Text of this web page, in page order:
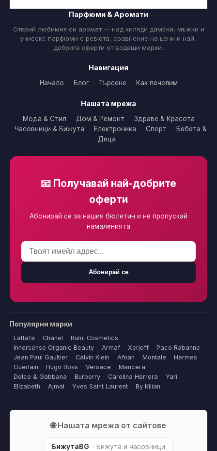
Парфюми & Аромати
Открий любимия си аромат — над хиляди дамски, мъжки и
унисекс парфюми с ревюта, сравнение на цени и най-
добрите оферти от водещи марки.
Навигация
Начало Блог Търсене Как печелим
Нашата мрежа
Мода & Стил Дом & Ремонт
Здраве & Красота
Часовници & Бижута
Електроника Спорт
Бебета &
Деца
📧 Получавай най-добрите
оферти
Абонирай се за нашия бюлетин и не пропускай
намаленията
Абонирай се
Популярни марки
Lattafa Chanel
Rumi Cosmetics
Innersense Organic Beauty
Armaf Xerjoff
Paco Rabanne
Jean Paul Gaultier
Calvin Klein Afnan Montale
Hermes
Guerlain
Hugo Boss Versace
Mancera
Dolce & Gabbana
Burberry Carolina Herrera
Yari
Elizabeth
Ajmal Yves Saint Laurent By Kilian
🌐 Нашата мрежа от сайтове
БижутаBG · Бижута и часовници